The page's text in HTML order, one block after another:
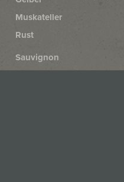
Muskateller
Rust
Sauvignon